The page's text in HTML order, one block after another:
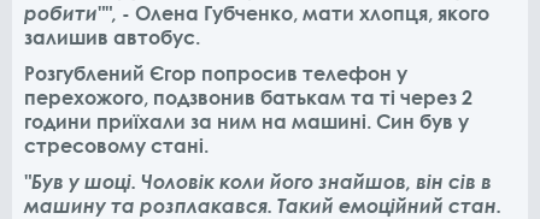
робити"", - Олена Губченко, мати хлопця, якого
залишив автобус.
Розгублений Єгор попросив телефон у
перехожого, подзвонив батькам та ті через 2
години приїхали за ним на машині. Син був у
стресовому стані.
"Був у шоці. Чоловік коли його знайшов, він сів в
машину та розплакався. Такий емоційний стан.